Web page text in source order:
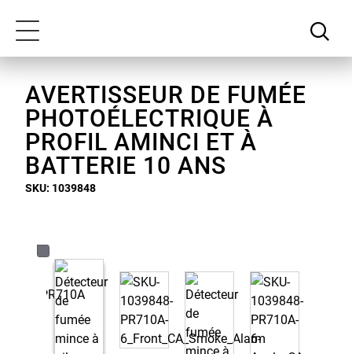
contenu
principal
déclaration
d'accessibilité
Toggle
AVERTISSEUR DE FUMÉE
PHOTOÉLECTRIQUE À
PROFIL AMINCI ET À
BATTERIE 10 ANS
SKU: 1039848